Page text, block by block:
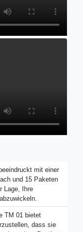
mit einer
und 15 Paketen
Lage, Ihre
TM 01 bietet
dass sie